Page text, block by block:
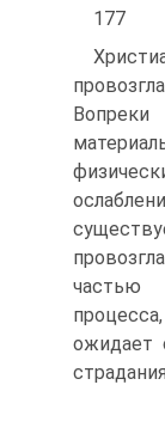
177
частью
ожидает